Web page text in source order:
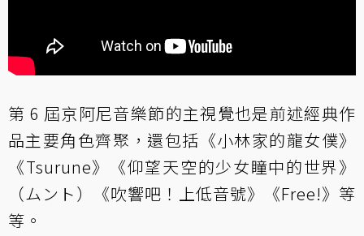
第 6 屆京阿尼音樂節的主視覺也是前述經典作
品主要角色齊聚，還包括《小林家的龍女僕》
《Tsurune》《仰望天空的少女瞳中的世界》
（ムント）《吹響吧！上低音號》《Free!》等
等。